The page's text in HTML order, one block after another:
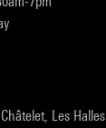
Les Halles